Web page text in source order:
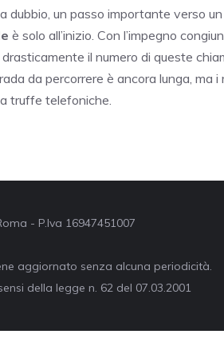
dubbio, un passo importante verso
è solo all’inizio. Con l’impegno
il numero di queste
da percorrere è ancora lunga, ma
truffe telefoniche.
- P.Iva 16947451007
aggiornato senza alcuna periodicità.
della legge n. 62 del 07.03.2001